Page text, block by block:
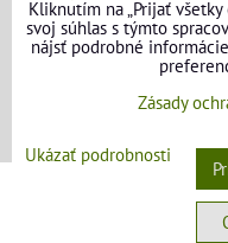
Mapa stránok
SLEDUJTE NÁS
Facebook
Kliknutím na „Prijať
svoj súhlas s týmto
nájsť podrobné
Zásady
Ukázať podrobnosti